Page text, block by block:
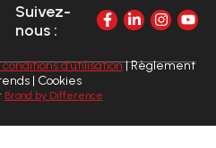
Suivez-
nous :
d’utilisation| Règlement
| Cookies
Brand by Difference